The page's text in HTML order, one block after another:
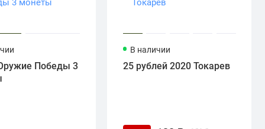
Победы 3
В наличии
25 рублей 2020 Токарев